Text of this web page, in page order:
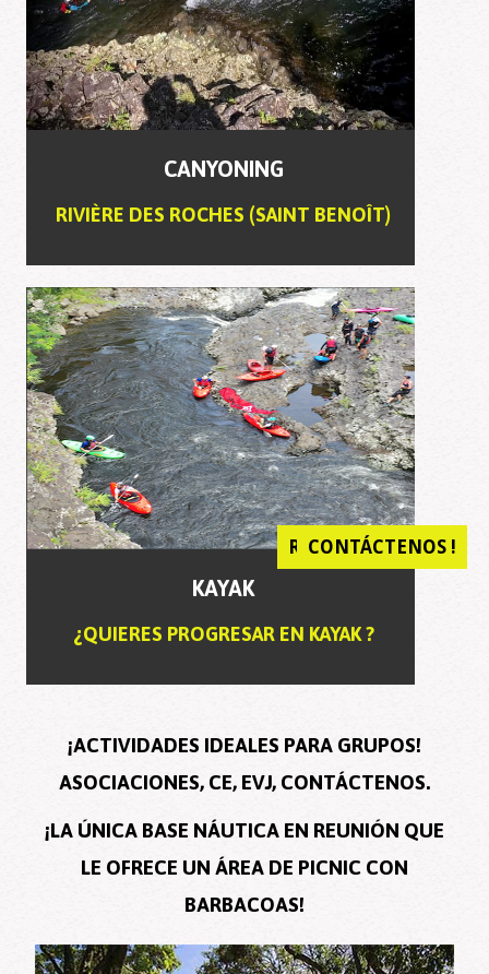
RESERVAR AHORA !
RESERVAR AHORA !
CANYONING
RIVIÈRE DES ROCHES (SAINT BENOÎT)
CONTÁCTENOS !
KAYAK
¿QUIERES PROGRESAR EN KAYAK ?
¡ACTIVIDADES IDEALES PARA GRUPOS!
ASOCIACIONES, CE, EVJ, CONTÁCTENOS.
¡LA ÚNICA BASE NÁUTICA EN REUNIÓN QUE
LE OFRECE UN ÁREA DE PICNIC CON
BARBACOAS!